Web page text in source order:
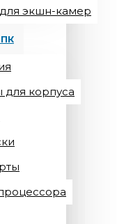
экшн-камер
для корпуса